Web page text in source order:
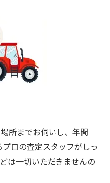
所までお伺いし、年間
ロの査定スタッフがしっ
は一切いただきませんの